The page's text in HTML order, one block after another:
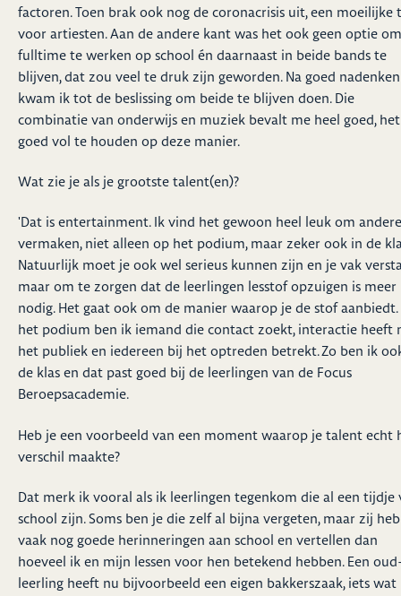
factoren. Toen brak ook nog de coronacrisis uit, een moeilijke
voor artiesten. Aan de andere kant was het ook geen optie om
fulltime te werken op school én daarnaast in beide bands te
blijven, dat zou veel te druk zijn geworden. Na goed nadenken
kwam ik tot de beslissing om beide te blijven doen. Die
combinatie van onderwijs en muziek bevalt me heel goed,
goed vol te houden op deze manier.
Wat zie je als je grootste talent(en)?
'Dat is entertainment. Ik vind het gewoon heel leuk om
vermaken, niet alleen op het podium, maar zeker ook in de
Natuurlijk moet je ook wel serieus kunnen zijn en je vak
maar om te zorgen dat de leerlingen lesstof opzuigen is meer
nodig. Het gaat ook om de manier waarop je de stof aanbiedt.
het podium ben ik iemand die contact zoekt, interactie heeft
het publiek en iedereen bij het optreden betrekt. Zo ben ik
de klas en dat past goed bij de leerlingen van de Focus
Beroepsacademie.
Heb je een voorbeeld van een moment waarop je talent echt
verschil maakte?
Dat merk ik vooral als ik leerlingen tegenkom die al een tijdje
school zijn. Soms ben je die zelf al bijna vergeten, maar zij
vaak nog goede herinneringen aan school en vertellen dan
hoeveel ik en mijn lessen voor hen betekend hebben. Een
leerling heeft nu bijvoorbeeld een eigen bakkerszaak, iets wat